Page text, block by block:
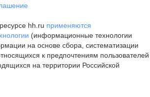
hh.ru применяются
(информационные технологии
на основе сбора, систематизации
к предпочтениям пользователей
на территории Российской